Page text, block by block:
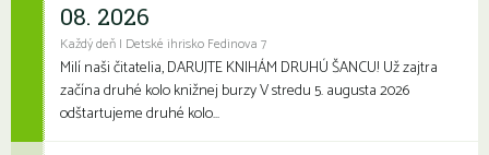
08. 2026
Každý deň | Detské ihrisko Fedinova 7
Milí naši čitatelia, DARUJTE KNIHÁM DRUHÚ ŠANCU! Už zajtra
začína druhé kolo knižnej burzy V stredu 5. augusta 2026
odštartujeme druhé kolo...